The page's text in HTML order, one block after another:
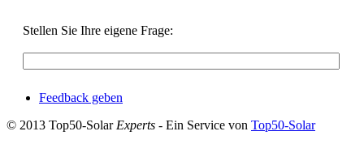
Stellen Sie Ihre eigene Frage:
Feedback geben
© 2013 Top50-Solar Experts - Ein Service von Top50-Solar